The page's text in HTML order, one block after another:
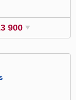
900